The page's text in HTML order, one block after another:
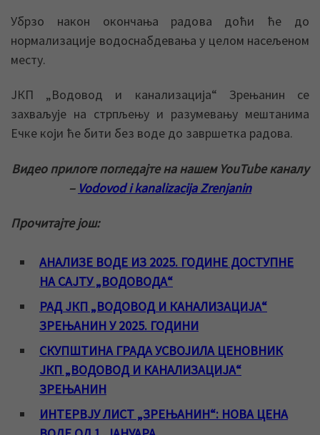
Убрзо након окончања радова доћи ће до
нормализације водоснабдевања у целом насељеном
месту.
ЈКП „Водовод и канализација“ Зрењанин се
захваљује на стрпљењу и разумевању мештанима
Ечке који ће бити без воде до завршетка радова.
Видео прилоге погледајте на нашем YouTube каналу
– Vodovod i kanalizacija Zrenjanin
Прочитајте још:
АНАЛИЗЕ ВОДЕ ИЗ 2025. ГОДИНЕ ДОСТУПНЕ
НА САЈТУ „ВОДОВОДА“
РАД ЈКП „ВОДОВОД И КАНАЛИЗАЦИЈА“
ЗРЕЊАНИН У 2025. ГОДИНИ
СКУПШТИНА ГРАДА УСВОЈИЛА ЦЕНОВНИК
ЈКП „ВОДОВОД И КАНАЛИЗАЦИЈА“
ЗРЕЊАНИН
ИНТЕРВЈУ ЛИСТ „ЗРЕЊАНИН“: НОВА ЦЕНА